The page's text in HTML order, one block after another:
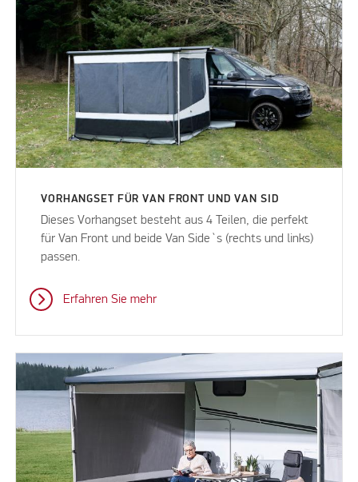
VORHANGSET FÜR VAN FRONT UND VAN SID
Dieses Vorhangset besteht aus 4 Teilen, die perfekt
für Van Front und beide Van Side`s (rechts und links)
passen.
Erfahren Sie mehr